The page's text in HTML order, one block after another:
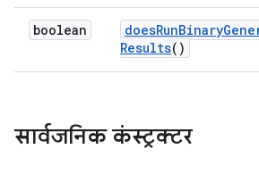
boolean doesRunBinary
Results()
सार्वजनिक कंस्ट्रक्टर